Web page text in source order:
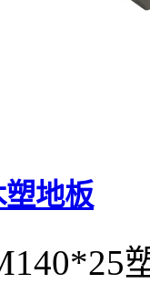
塑地板